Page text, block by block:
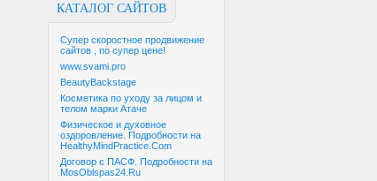
КАТАЛОГ САЙТОВ
Супер скоростное продвижение
сайтов , по супер цене!
www.svami.pro
BeautyBackstage
Косметика по уходу за лицом и
телом марки Атаче
Физическое и духовное
оздоровление. Подробности на
HealthyMindPractice.Com
Договор с ПАСФ. Подробности на
MosOblspas24.Ru